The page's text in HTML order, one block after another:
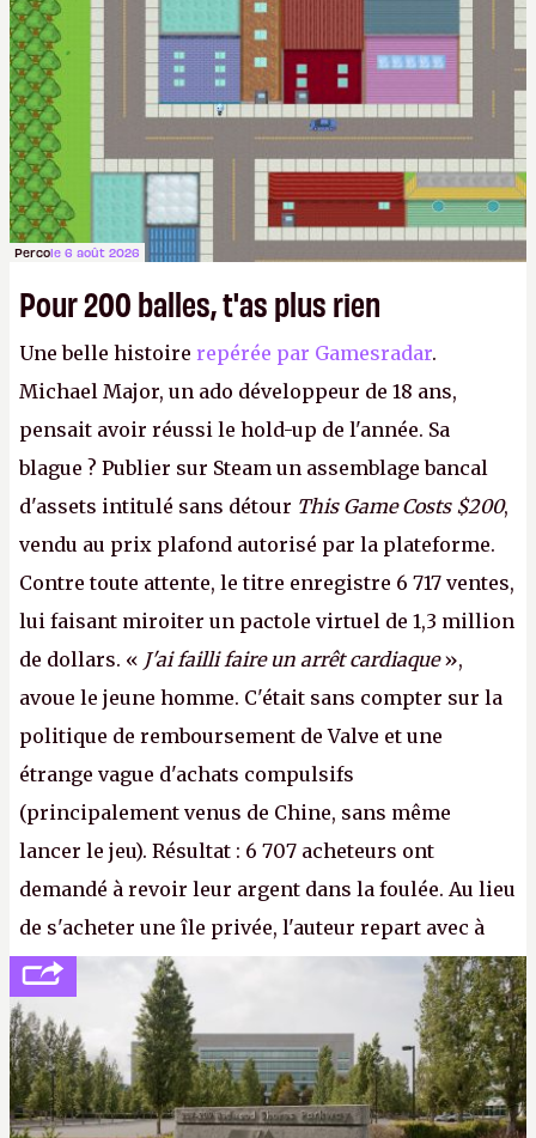
Percole 6 août 2026
Pour 200 balles, t'as plus rien
Une belle histoire repérée par Gamesradar.
Michael Major, un ado développeur de 18 ans,
pensait avoir réussi le hold-up de l'année. Sa
blague ? Publier sur Steam un assemblage bancal
d'assets intitulé sans détour This Game Costs $200,
vendu au prix plafond autorisé par la plateforme.
Contre toute attente, le titre enregistre 6 717 ventes,
lui faisant miroiter un pactole virtuel de 1,3 million
de dollars. « J'ai failli faire un arrêt cardiaque»,
avoue le jeune homme. C'était sans compter sur la
politique de remboursement de Valve et une
étrange vague d'achats compulsifs
(principalement venus de Chine, sans même
lancer le jeu). Résultat : 6 707 acheteurs ont
demandé à revoir leur argent dans la foulée. Au lieu
de s'acheter une île privée, l'auteur repart avec à
peine 2 000 dollars en poche. C'est toujours plus
cher payé que le temps passé à dev, mais ça
apprendra aux petits malins qu'on ne braque pas
Gabe Newell aussi facilement.P.